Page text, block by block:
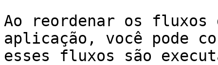
Ao reordenar os fluxos
aplicação, você pode
esses fluxos são